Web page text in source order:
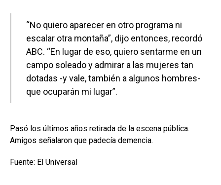
“No quiero aparecer en otro programa ni
escalar otra montaña”, dijo entonces, recordó
ABC. “En lugar de eso, quiero sentarme en un
campo soleado y admirar a las mujeres tan
dotadas -y vale, también a algunos hombres-
que ocuparán mi lugar”.
Pasó los últimos años retirada de la escena pública.
Amigos señalaron que padecía demencia.
Fuente: El Universal